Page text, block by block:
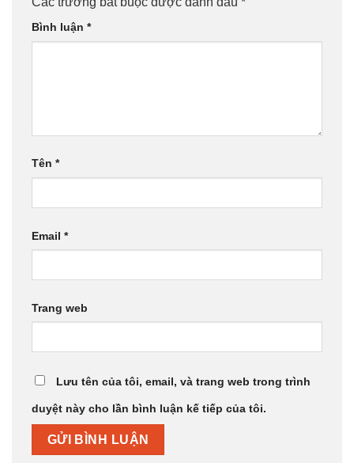
Bình luận *
Tên *
Email *
Trang web
Lưu tên của tôi, email, và trang web trong trình
duyệt này cho lần bình luận kế tiếp của tôi.